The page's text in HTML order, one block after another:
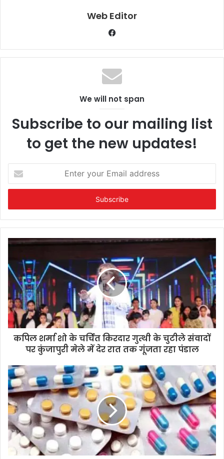
Web Editor
Facebook
We will not span
Subscribe to our mailing list
to get the new updates!
your
Email
कपिल शर्मा शो के चर्चित किरदार गुत्थी के चुटीले संवादों
पर कुंजापुरी मेले में देर रात तक गूंजता रहा पंडाल